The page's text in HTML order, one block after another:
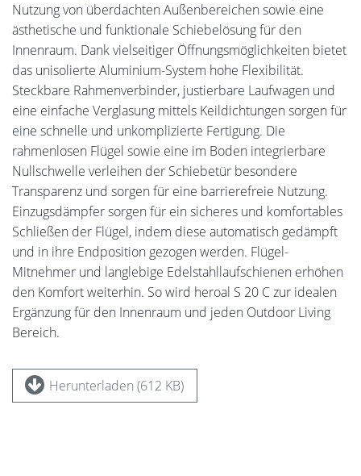
Nutzung von überdachten Außenbereichen sowie eine
ästhetische und funktionale Schiebelösung für den
Innenraum. Dank vielseitiger Öffnungsmöglichkeiten bietet
das unisolierte Aluminium-System hohe Flexibilität.
Steckbare Rahmenverbinder, justierbare Laufwagen und
eine einfache Verglasung mittels Keildichtungen sorgen für
eine schnelle und unkomplizierte Fertigung. Die
rahmenlosen Flügel sowie eine im Boden integrierbare
Nullschwelle verleihen der Schiebetür besondere
Transparenz und sorgen für eine barrierefreie Nutzung.
Einzugsdämpfer sorgen für ein sicheres und komfortables
Schließen der Flügel, indem diese automatisch gedämpft
und in ihre Endposition gezogen werden. Flügel-
Mitnehmer und langlebige Edelstahllaufschienen erhöhen
den Komfort weiterhin. So wird heroal S 20 C zur idealen
Ergänzung für den Innenraum und jeden Outdoor Living
Bereich.
Herunterladen (612 KB)